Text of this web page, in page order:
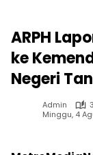
ARPH
ke
Negeri
Admin
Minggu, 4